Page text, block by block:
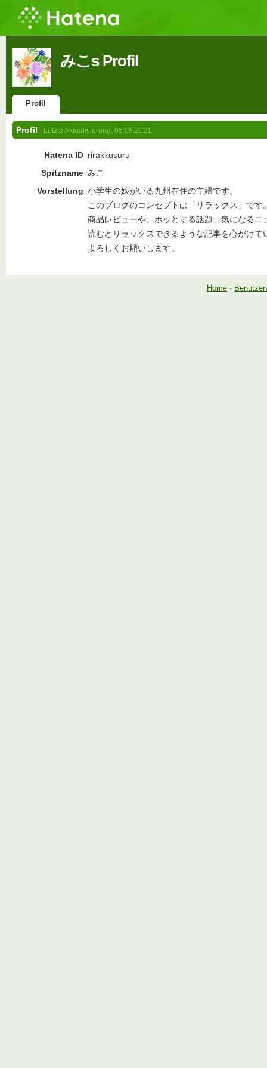
みこs Profil
Profil
Profil Letzte Aktualisierung: 05.08.2021
Hatena ID rirakkusuru
Spitzname みこ
Vorstellung 小学生の娘がいる九州在住の主婦です。
このブログのコンセプトは「リラックス」です
商品レビューや、ホッとする話題、気になるニ
読むとリラックスできるような記事を心がけて
よろしくお願いします。
Home -